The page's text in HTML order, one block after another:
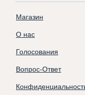
Магазин
О нас
Голосования
Вопрос-Ответ